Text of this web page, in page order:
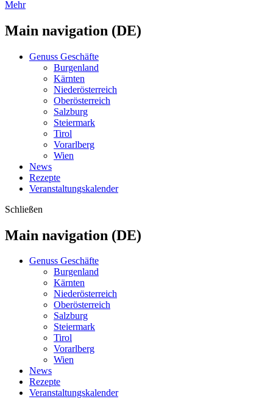
Mehr
Main navigation (DE)
Genuss Geschäfte
Burgenland
Kärnten
Niederösterreich
Oberösterreich
Salzburg
Steiermark
Tirol
Vorarlberg
Wien
News
Rezepte
Veranstaltungskalender
Schließen
Main navigation (DE)
Genuss Geschäfte
Burgenland
Kärnten
Niederösterreich
Oberösterreich
Salzburg
Steiermark
Tirol
Vorarlberg
Wien
News
Rezepte
Veranstaltungskalender